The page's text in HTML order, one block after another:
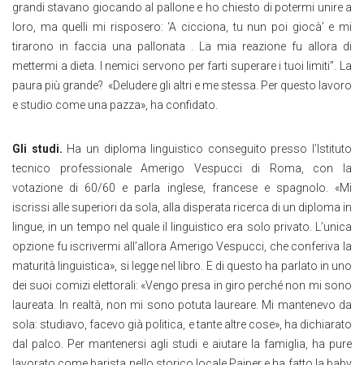
grandi stavano giocando al pallone e ho chiesto di potermi unire a
loro, ma quelli mi risposero: ‘A cicciona, tu nun poi giocà’ e mi
tirarono in faccia una pallonata . La mia reazione fu allora di
mettermi a dieta. I nemici servono per farti superare i tuoi limiti”. La
paura più grande? «Deludere gli altri e me stessa. Per questo lavoro
e studio come una pazza», ha confidato.
Gli studi. Ha un diploma linguistico conseguito presso l’Istituto
tecnico professionale Amerigo Vespucci di Roma, con la
votazione di 60/60 e parla inglese, francese e spagnolo. «Mi
iscrissi alle superiori da sola, alla disperata ricerca di un diploma in
lingue, in un tempo nel quale il linguistico era solo privato. L’unica
opzione fu iscrivermi all’allora Amerigo Vespucci, che conferiva la
maturità linguistica», si legge nel libro. E di questo ha parlato in uno
dei suoi comizi elettorali: «Vengo presa in giro perché non mi sono
laureata. In realtà, non mi sono potuta laureare. Mi mantenevo da
sola: studiavo, facevo già politica, e tante altre cose», ha dichiarato
dal palco. Per mantenersi agli studi e aiutare la famiglia, ha pure